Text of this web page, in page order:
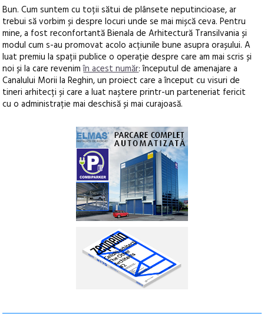
Bun. Cum suntem cu toții sătui de plânsete neputincioase, ar
trebui să vorbim și despre locuri unde se mai mișcă ceva. Pentru
mine, a fost reconfortantă Bienala de Arhitectură Transilvania și
modul cum s-au promovat acolo acțiunile bune asupra orașului. A
luat premiu la spații publice o operație despre care am mai scris și
noi și la care revenimîn acest număr: începutul de amenajare a
Canalului Morii la Reghin, un proiect care a început cu visuri de
tineri arhitecți și care a luat naștere printr-un parteneriat fericit
cu o administrație mai deschisă și mai curajoasă.